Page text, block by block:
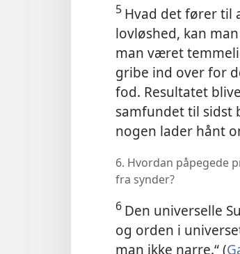
5 Hvad det fører til
lovløshed, kan
man været
gribe ind over for
fod. Resultatet
samfundet til sidst
nogen lader hånt
6. Hvordan påpegede
fra synder?
6 Den universelle
og orden i
man ikke narre.“ (